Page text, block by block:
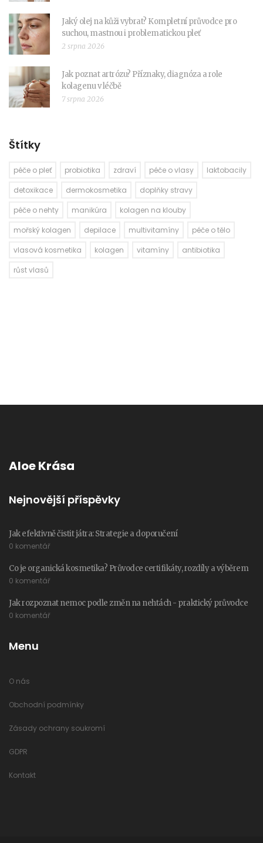
Jaký olej na kůži vybrat? Kompletní průvodce pro
suchou, mastnou i problematickou pleť
2 srpna 2026
Jak poznat artrózu? Příznaky, diagnóza a role
kolagenu v léčbě
7 srpna 2026
Štítky
péče o pleť probiotika zdraví péče o vlasy
laktobacily
detoxikace
dermokosmetika
doplňky stravy
péče o nehty
manikúra
kolagen na klouby
mořský kolagen
depilace multivitamíny
péče o tělo
vlasová kosmetika
kolagen vitamíny
antibiotika
růst vlasů
Aloe Krása
Nejnovější příspěvky
Jak efektivně čistit játra: Strategie a doporučení
0 komentář
Co je organická kosmetika? Průvodce certifikáty, rozdíly a výběrem
0 komentář
Jak rozpoznat nemoc podle změn na nehtách - praktický průvodce
0 komentář
Menu
O nás
Obchodní podmínky
Zásady ochrany soukromí
GDPR
Kontakt